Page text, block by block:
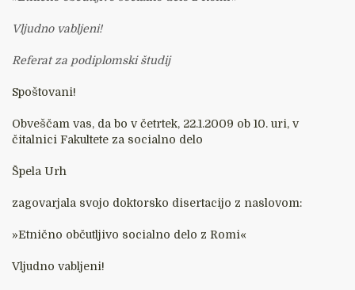
Vljudno vabljeni!
Referat za podiplomski študij
Spoštovani!
Obveščam vas, da bo v četrtek, 22.1.2009 ob 10. uri, v
čitalnici Fakultete za socialno delo
Špela Urh
zagovarjala svojo doktorsko disertacijo z naslovom:
»Etnično občutljivo socialno delo z Romi«
Vljudno vabljeni!